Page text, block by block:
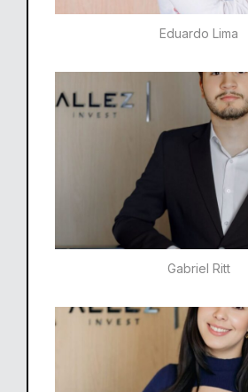
Eduardo Lima
Gabriel Ritt